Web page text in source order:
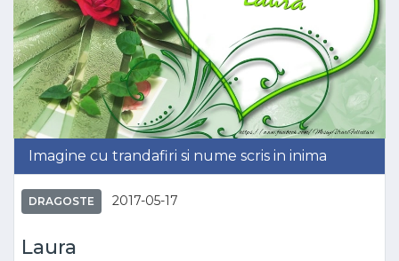
Imagine cu trandafiri si nume scris in inima
DRAGOSTE 2017-05-17
Laura